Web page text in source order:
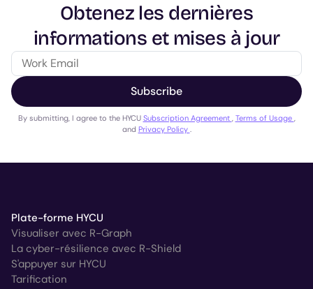
Obtenez les dernières
informations et mises à jour
Subscribe
By submitting, I agree to the HYCU Subscription Agreement Terms of Usage
and Privacy Policy
Plate-forme HYCU
Visualiser avec R-Graph
La cyber-résilience avec R-Shield
S'appuyer sur HYCU
Tarification